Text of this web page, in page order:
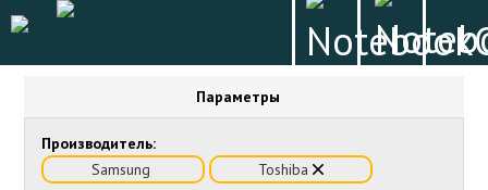
Параметры
Производитель:
Samsung
Toshiba